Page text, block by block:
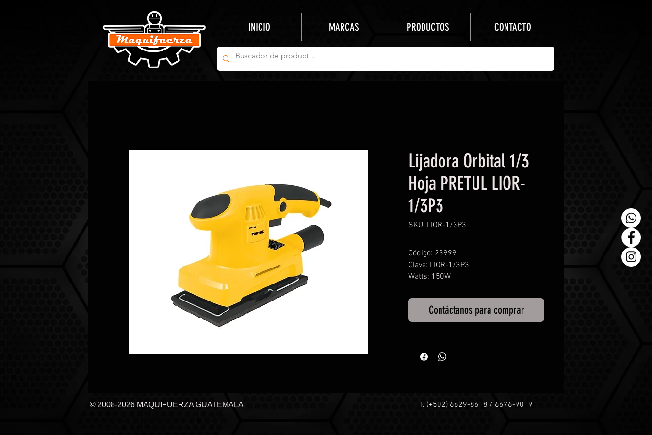
INICIO MARCAS PRODUCTOS CONTACTO
Lijadora Orbital 1/3
Hoja PRETUL LIOR-
1/3P3
SKU: LIOR-1/3P3
Código: 23999
Clave: LIOR-1/3P3
Watts: 150W
Superficie de Lijado: 3 1/2" x 7 3/8"
Peso: 1.26 Kg
Consumo: 1.25 A
Máximo Trabajo: 1.5 Horas
Contáctanos para comprar
© 2008-2026 MAQUIFUERZA GUATEMALA T. (+502) 6629-8618 / 6676-9019